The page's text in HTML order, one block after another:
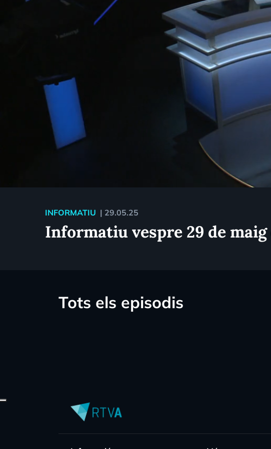
INFORMATIU | 29.05.25
Informatiu vespre 29 de maig
Tots els episodis